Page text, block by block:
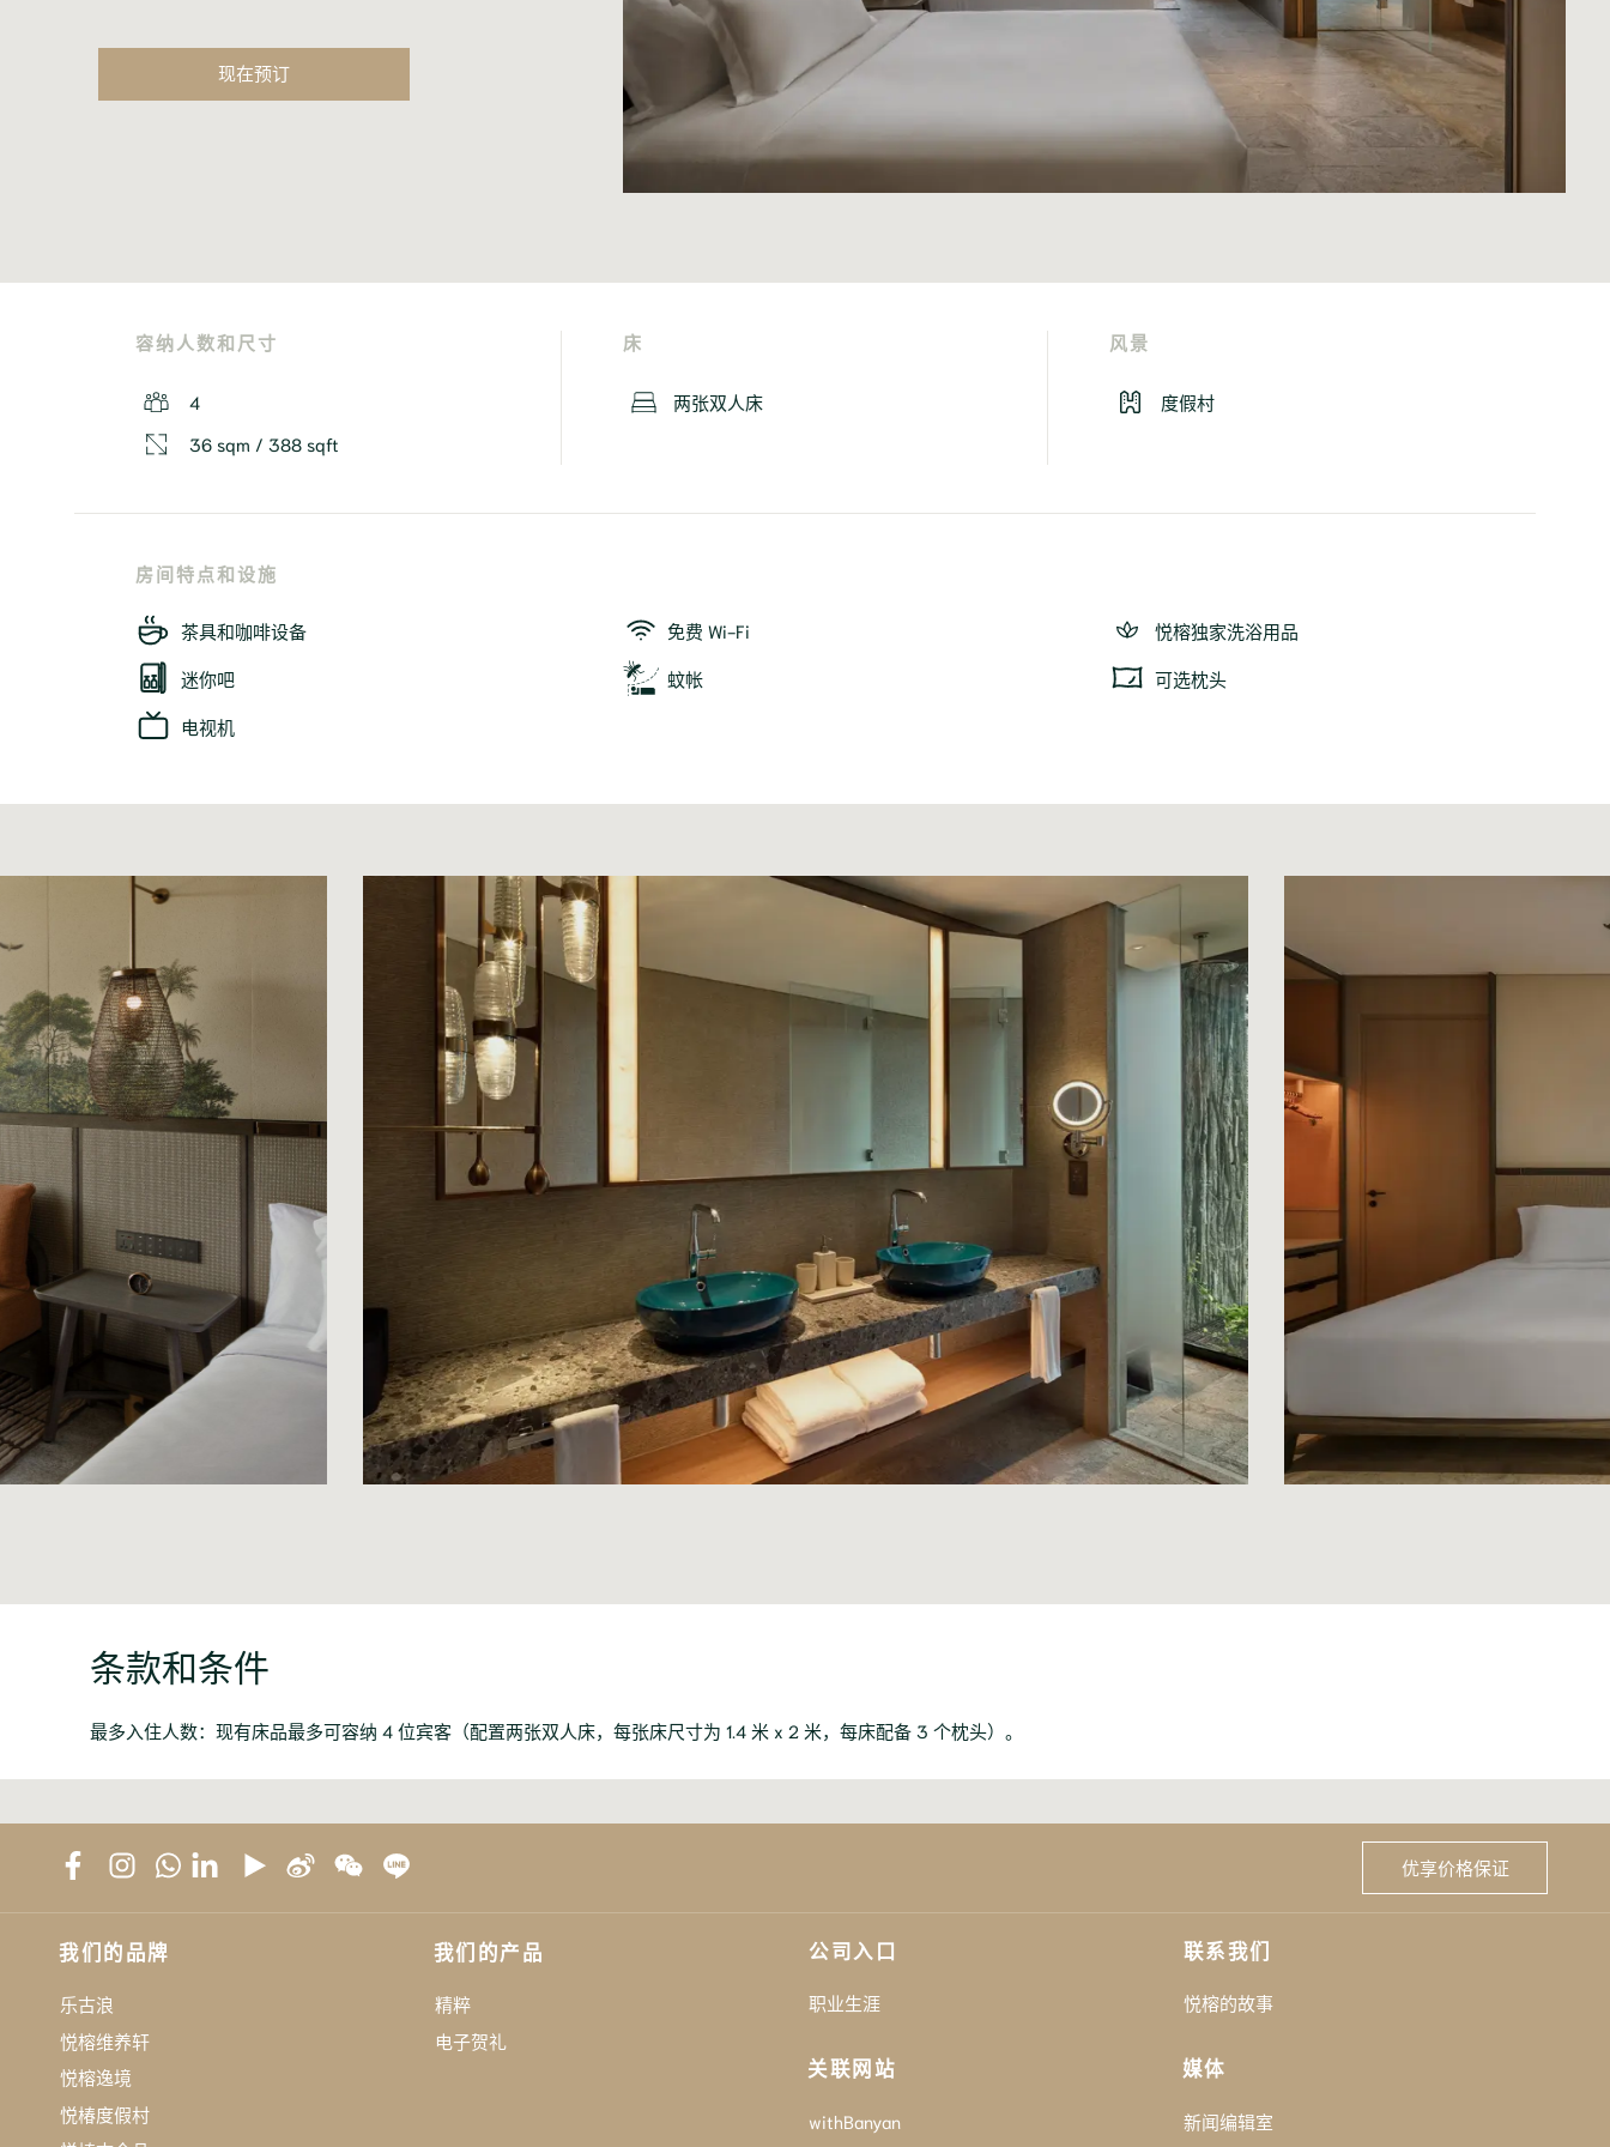
现在预订
容纳人数和尺寸
4
36 sqm / 388 sqft
床
两张双人床
风景
度假村
房间特点和设施
茶具和咖啡设备 免费 Wi-Fi
悦榕独家洗浴用品
迷你吧
蚊帐
可选枕头
电视机
条款和条件
最多入住人数：现有床品最多可容纳 4 位宾客（配置两张双人床，每张床尺寸为 1.4 米 x 2 米，每床配备 3 个枕头）。
优享价格保证
我们的品牌
乐古浪
悦榕维养轩
悦榕逸境
悦椿度假村
我们的产品
精粹
电子贺礼
公司入口
职业生涯
关联网站
withBanyan
联系我们
悦榕的故事
媒体
新闻编辑室